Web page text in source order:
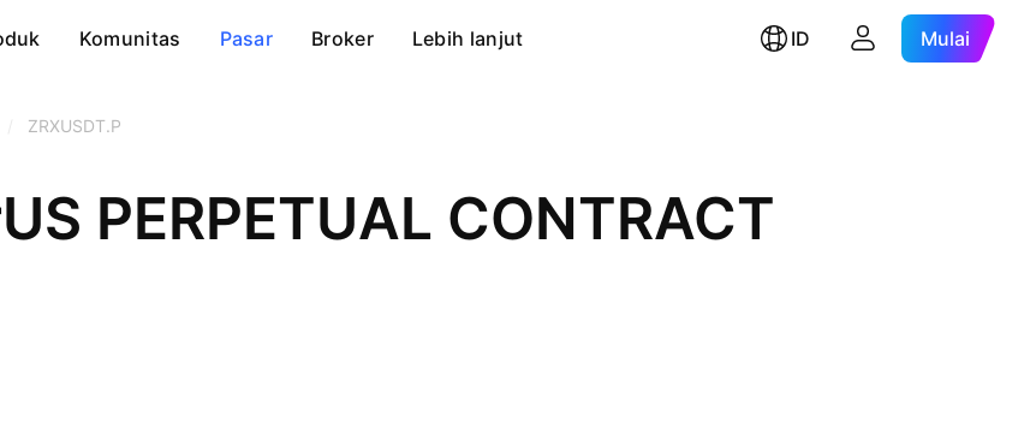
Komunitas Pasar Broker Lebih lanjut ID Mulai
ZRXUSDT.P
PERPETUAL CONTRACT